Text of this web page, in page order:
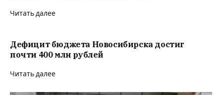
Читать далее
Дефицит бюджета Новосибирска достиг
почти 400 млн рублей
Читать далее